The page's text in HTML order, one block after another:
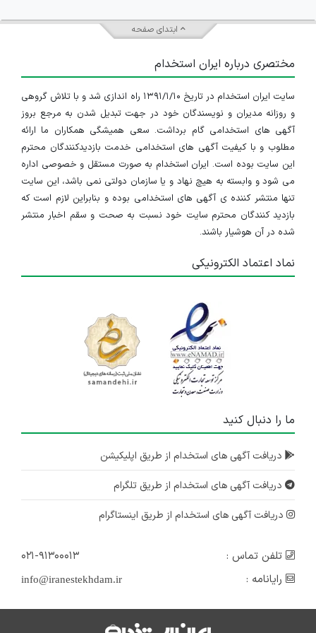
ابتدای صفحه
مختصری درباره ایران استخدام
سایت ایران استخدام در تاریخ ۱۳۹۱/۱/۱۰ راه اندازی شد و با تلاش گروهی
و روزانه مدیران و نویسندگان خود در جهت تبدیل شدن به مرجع بروز
آگهی های استخدامی گام برداشت. سعی همیشگی همکاران ما ارائه
مطلوب و با کیفیت آگهی های استخدامی خدمت بازدیدکنندگان محترم
این سایت بوده است. ایران استخدام به صورت مستقل و خصوصی اداره
می شود و وابسته به هیچ نهاد و یا سازمان دولتی نمی باشد، این سایت
تنها منتشر کننده ی آگهی های استخدامی بوده و بنابراین لازم است که
بازدید کنندگان محترم سایت خود نسبت به صحت و سقم اخبار منتشر
شده در آن هوشیار باشند.
نماد اعتماد الکترونیکی
ما را دنبال کنید
دریافت آگهی های استخدام از طریق اپلیکیشن
دریافت آگهی های استخدام از طریق تلگرام
دریافت آگهی های استخدام از طریق اینستاگرام
تلفن تماس :
۰۲۱-۹۱۳۰۰۰۱۳
رایانامه :
info@iranestekhdam.ir